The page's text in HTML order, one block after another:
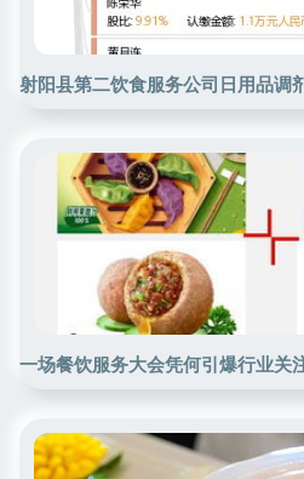
射阳县第二饮食服务公司日用品调
一场餐饮服务大会凭何引爆行业关